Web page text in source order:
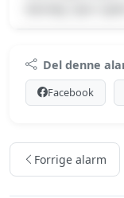
Log ind med
Del denne
Facebook
Forrige alarm